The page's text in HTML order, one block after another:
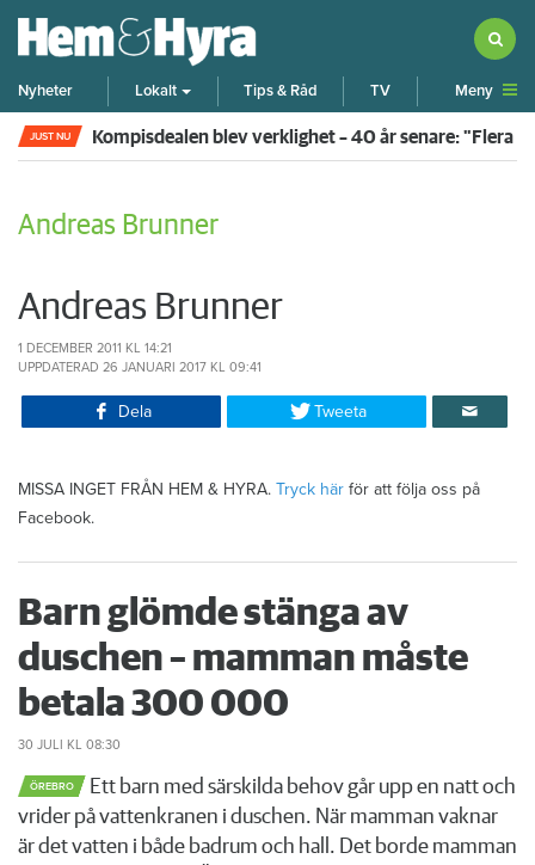
Nyheter Lokalt Tips & Råd TV Meny
JUST NU Kompisdealen blev verklighet – 40 år senare: "Flera
Andreas Brunner
Andreas Brunner
1 DECEMBER 2011 KL 14:21
UPPDATERAD 26 JANUARI 2017 KL 09:41
Dela Tweeta
MISSA INGET FRÅN HEM & HYRA. Tryck här för att följa oss på
Facebook.
Barn glömde stänga av
duschen – mamman måste
betala 300 000
30 JULI KL 08:30
ÖREBRO
Ett barn med särskilda behov går upp en natt och
vrider på vattenkranen i duschen. När mamman vaknar
är det vatten i både badrum och hall. Det borde mamman